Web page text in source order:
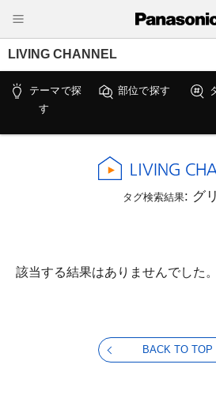
LIVING CHANNEL
テーマで探
す
部位で探す
タグ検索結果: グ
該当する結果はありませんでした。
BACK TO TOP